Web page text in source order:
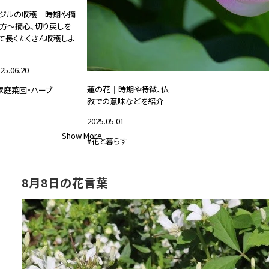
ルの収穫｜時期や摘
～摘心、切り戻しを
長くたくさん収穫しよ
庭菜園・ハーブ
蓮の花｜時期や特徴、仏
教での意味などを紹介
2025.05.01
#花と暮らす
Show More
8月8日の花言葉